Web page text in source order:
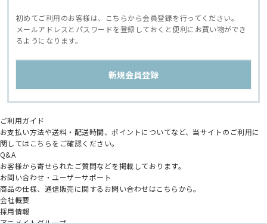
初めてご利用のお客様は、こちらから会員登録を行ってください。
メールアドレスとパスワードを登録しておくと便利にお買い物ができ
るようになります。
ご利用ガイド
お支払い方法や送料・配送時間、ポイントについてなど、当サイトのご利用に
関してはこちらをご確認ください。
Q&A
お客様から寄せられたご質問などを掲載しております。
お問い合わせ・ユーザーサポート
商品の仕様、通信販売に関するお問い合わせはこちらから。
会社概要
採用情報